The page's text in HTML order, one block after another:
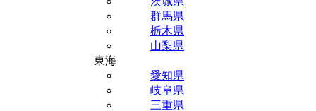
群馬県
栃木県
山梨県
東海
愛知県
岐阜県
三重県